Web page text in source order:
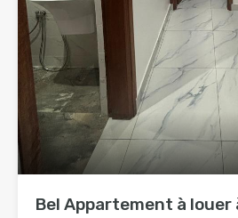
Bel Appartement à louer